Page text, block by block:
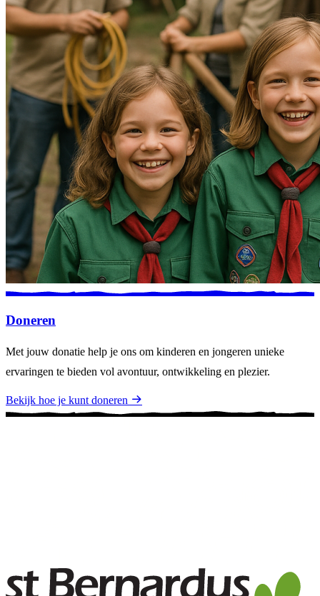
Doneren
Met jouw donatie help je ons om kinderen en jongeren unieke
ervaringen te bieden vol avontuur, ontwikkeling en plezier.
Bekijk hoe je kunt doneren